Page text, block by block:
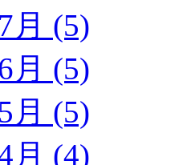
月 (5)
月 (5)
月 (5)
月 (4)